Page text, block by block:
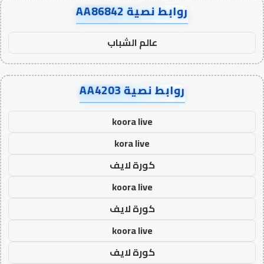
روابط نصية AA86842
عالم الشباب
روابط نصية AA4203
koora live
kora live
كورة لايف
koora live
كورة لايف
koora live
كورة لايف